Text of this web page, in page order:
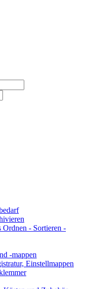
Ordnen - Sortieren -
-mappen
Einstellmappen